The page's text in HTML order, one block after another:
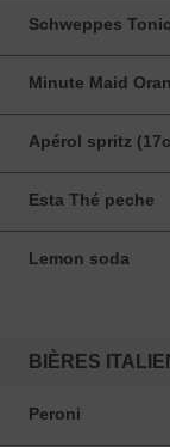
Schweppes
Minute Maid
Apérol spritz
Esta Thé peche
Lemon soda
BIÈRES
Peroni